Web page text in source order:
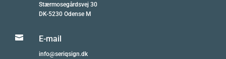
Stærmosegårdsvej 30
DK-5230 Odense M
 E-mail
info@seriqsign.dk